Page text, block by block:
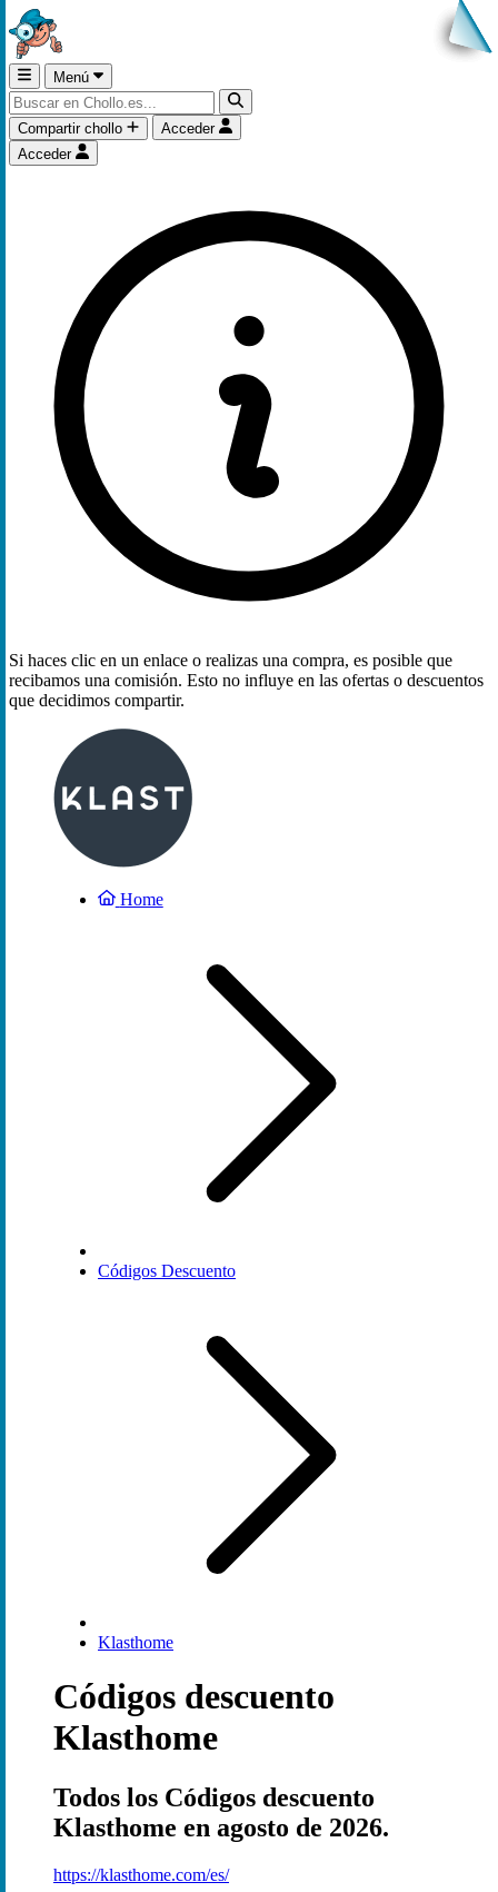
Menú
Compartir chollo
Acceder
Acceder
Si haces clic en un enlace o realizas una compra, es posible que
recibamos una comisión. Esto no influye en las ofertas o descuentos
que decidimos compartir.
Home
Códigos Descuento
Klasthome
Códigos descuento
Klasthome
Todos los Códigos descuento
Klasthome en agosto de 2026.
https://klasthome.com/es/